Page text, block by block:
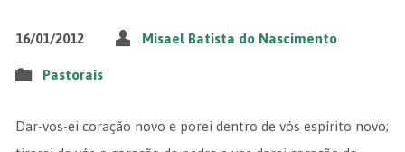
16/01/2012 Misael Batista do Nascimento
Pastorais
Dar-vos-ei coração novo e porei dentro de vós espírito novo;